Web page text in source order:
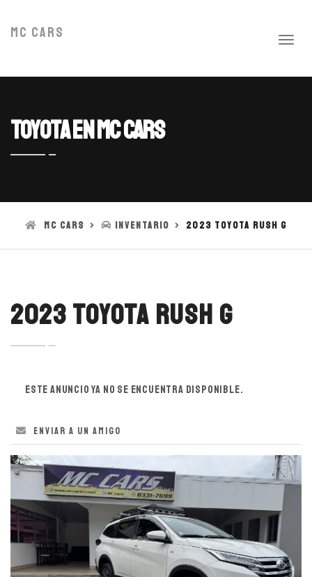
MC Cars
Toyota en MC Cars
MC Cars Inventario 2023 Toyota Rush G
2023 TOYOTA RUSH G
Este anuncio ya no se encuentra disponible.
Enviar a un amigo